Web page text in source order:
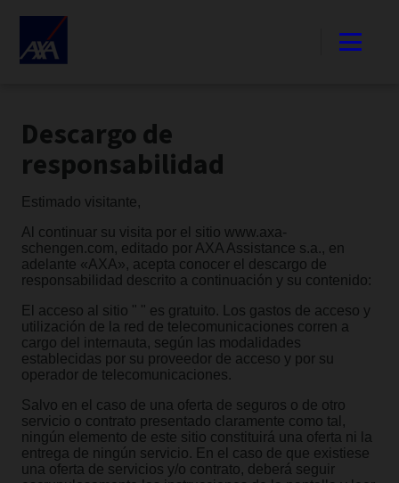
Descargo de
responsabilidad
Estimado visitante,
Al continuar su visita por el sitio www.axa-
schengen.com, editado por AXA Assistance s.a., en
adelante «AXA», acepta conocer el descargo de
responsabilidad descrito a continuación y su contenido:
El acceso al sitio " " es gratuito. Los gastos de acceso y
utilización de la red de telecomunicaciones corren a
cargo del internauta, según las modalidades
establecidas por su proveedor de acceso y por su
operador de telecomunicaciones.
Salvo en el caso de una oferta de seguros o de otro
servicio o contrato presentado claramente como tal,
ningún elemento de este sitio constituirá una oferta ni la
entrega de ningún servicio. En el caso de que existiese
una oferta de servicios y/o contrato, deberá seguir